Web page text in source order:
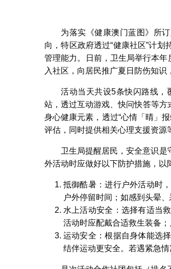
为落实《健康澳门蓝图》所
向，特区政府透过“健康社区”计
管理能力。日前，卫生局举行本年
入社区，向居民推广夏日防伤知识
活动当天共设5条快闪路线，
站，透过互动游戏、快问快答等
身心健康元素，透过“心情「晴」
评估，同时提供相关心理支援资源
卫生局提醒居民，安全意识
外活动时应做好以下防护措施，以
抵御酷暑：进行户外活动时
户外停留时间；如感到头晕
水上活动安全：选择有适当
活动时应配戴合适救生装备；
运动安全：根据自身体能选
结伴运动更安全。若遇紧急